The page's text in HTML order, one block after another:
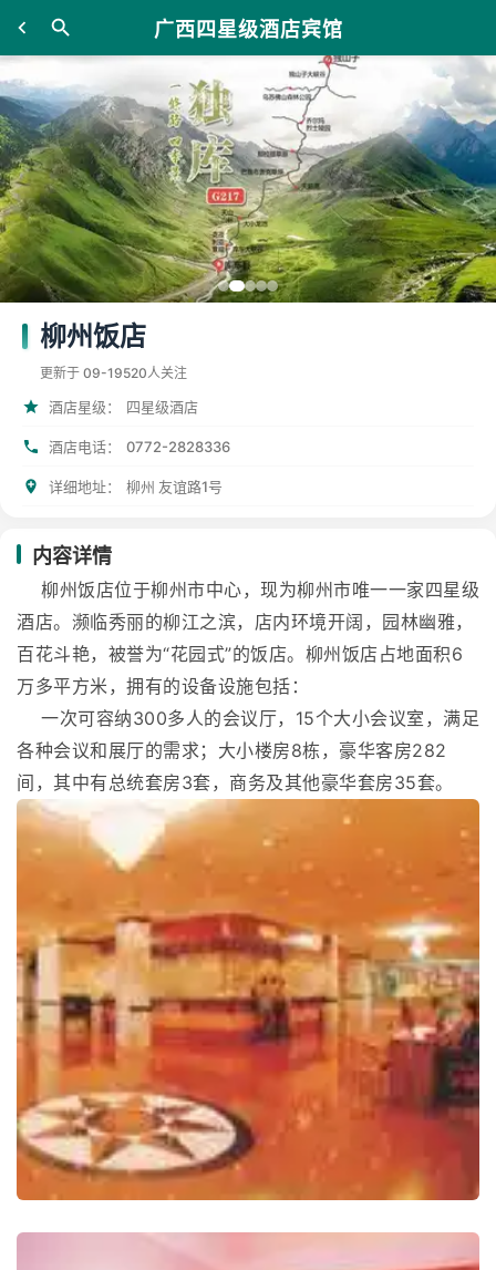
广西四星级酒店宾馆
柳州饭店
更新于 09-19520人关注
酒店星级： 四星级酒店
酒店电话： 0772-2828336
详细地址： 柳州 友谊路1号
内容详情
柳州饭店位于柳州市中心，现为柳州市唯一一家四星级
酒店。濒临秀丽的柳江之滨，店内环境开阔，园林幽雅，
百花斗艳，被誉为“花园式”的饭店。柳州饭店占地面积6
万多平方米，拥有的设备设施包括：
一次可容纳300多人的会议厅，15个大小会议室，满足
各种会议和展厅的需求；大小楼房8栋，豪华客房282
间，其中有总统套房3套，商务及其他豪华套房35套。